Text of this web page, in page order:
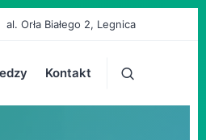
al. Orła Białego 2, Legnica
Kontakt